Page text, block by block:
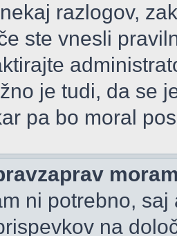
razlogov,
ste vnesli
je tudi, da se
pa bo moral
ni potrebno,
na